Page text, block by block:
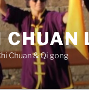
CHUAN
Chuan & Qi gong